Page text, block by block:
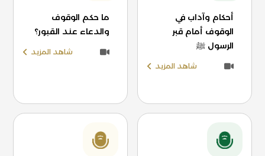
أحكام وآداب في
الوقوف أمام قبر
الرسول ﷺ
شاهد المزيد
ما حكم الوقوف
والدعاء عند القبور؟
شاهد المزيد